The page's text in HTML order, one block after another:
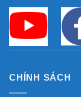
CHÍNH SÁCH